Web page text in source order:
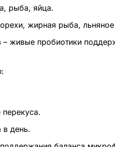
рыба, яйца.
жирная рыба,
– живые пробиотики
перекуса.
в день.